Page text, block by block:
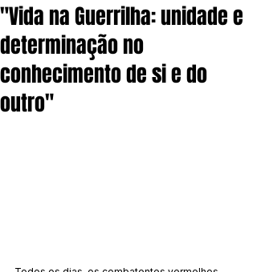
"Vida na Guerrilha: unidade e
determinação no
conhecimento de si e do
outro"